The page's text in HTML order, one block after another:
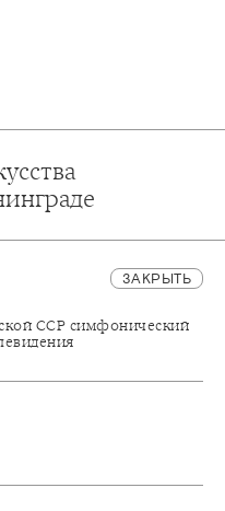
ЗАКРЫТЬ
ССР симфонический